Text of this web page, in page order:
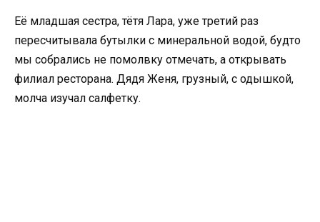
Её младшая сестра, тётя Лара, уже третий раз
пересчитывала бутылки с минеральной водой, будто
мы собрались не помолвку отмечать, а открывать
филиал ресторана. Дядя Женя, грузный, с одышкой,
молча изучал салфетку.